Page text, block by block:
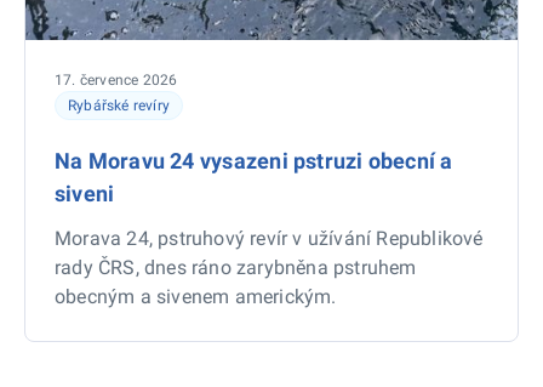
Rybářské revíry
17. července 2026
Na Moravu 24 vysazeni pstruzi obecní a
siveni
Morava 24, pstruhový revír v užívání Republikové
rady ČRS, dnes ráno zarybněna pstruhem
obecným a sivenem americkým.